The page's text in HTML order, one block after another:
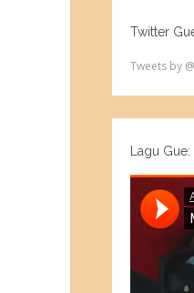
Twitter
Tweets by
Lagu